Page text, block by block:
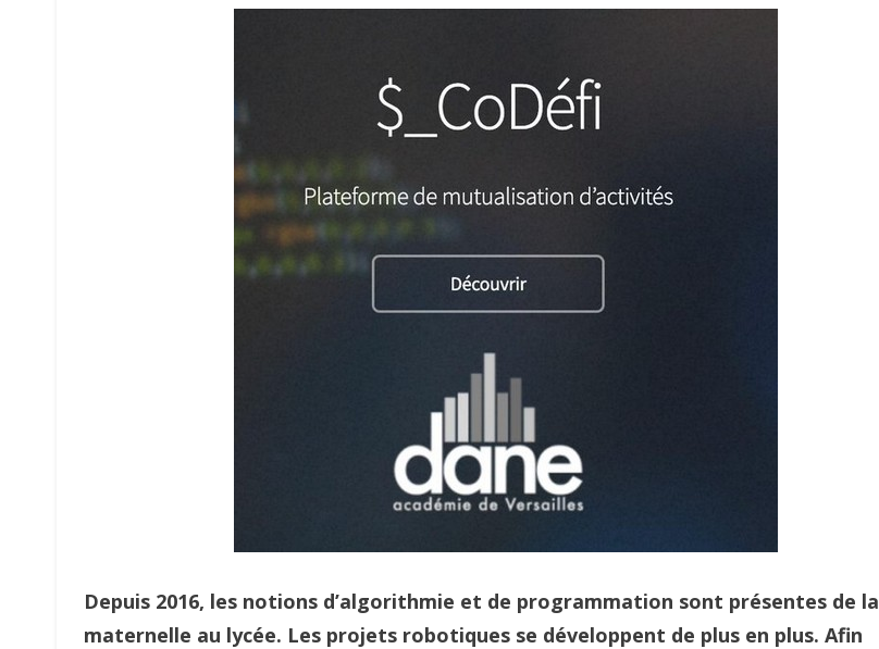
Depuis 2016, les notions d’algorithmie et de programmation sont présentes de la
maternelle au lycée. Les projets robotiques se développent de plus en plus. Afin